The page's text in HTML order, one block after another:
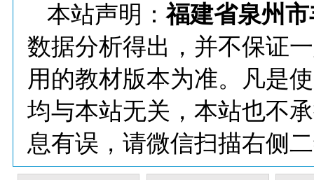
本站声明：福建省泉州
数据分析得出，并不保证
用的教材版本为准。凡是
均与本站无关，本站也不
息有误，请微信扫描右侧